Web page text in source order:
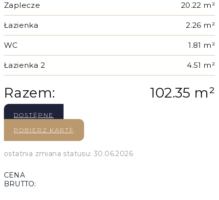
Zaplecze 20.22 m²
Łazienka 2.26 m²
WC 1.81 m²
Łazienka 2 4.51 m²
Razem: 102.35 m²
DOSTĘPNE
POBIERZ KARTĘ
ostatnia zmiana statusu: 30.06.2026
CENA
BRUTTO: